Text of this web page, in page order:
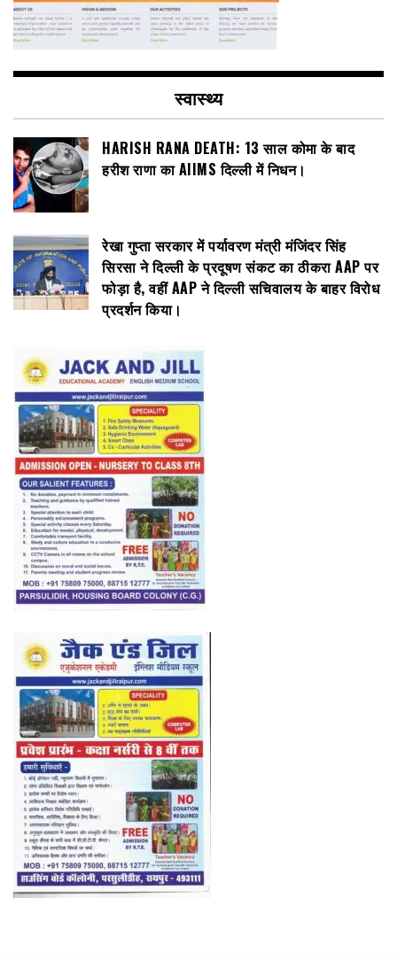
स्वास्थ्य
HARISH RANA DEATH: 13 साल कोमा के बाद
हरीश राणा का AIIMS दिल्ली में निधन।
रेखा गुप्ता सरकार में पर्यावरण मंत्री मंजिंदर सिंह
सिरसा ने दिल्ली के प्रदूषण संकट का ठीकरा AAP पर
फोड़ा है, वहीं AAP ने दिल्ली सचिवालय के बाहर विरोध
प्रदर्शन किया।